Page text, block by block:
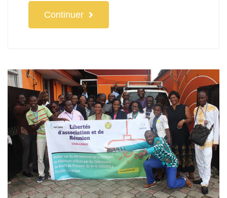
Continuer